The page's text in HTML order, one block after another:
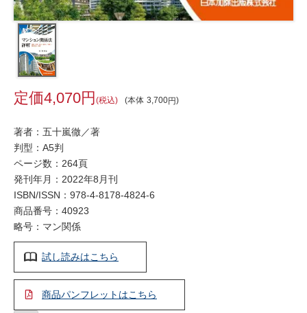
本体 3,700
4,070 税込
著者：五十嵐徹／著
判型：A5判
ページ数：264頁
発刊年月：2022年8月刊
ISBN/ISSN： 978-4-8178-4824-6
商品番号：40923
略号：マン関係
試し読みはこちら
商品パンフレットはこちら